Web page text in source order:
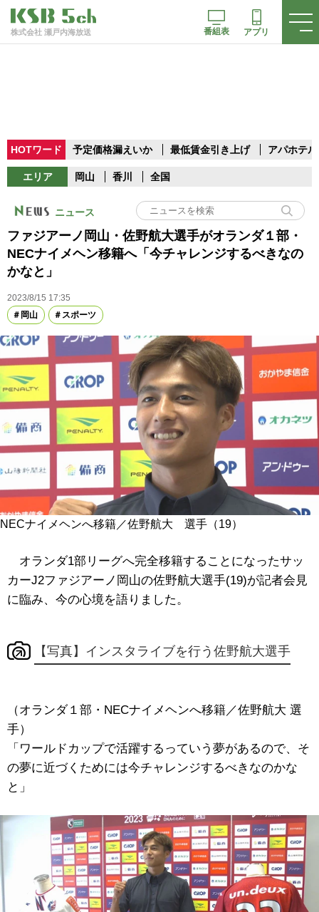
株式会社 瀬戸内海放送 番組表 アプリ
HOTワード 予定価格漏えいか 最低賃金引き上げ アパホテル
エリア 岡山 香川 全国
ニュース
ファジアーノ岡山・佐野航大選手がオランダ１部・
NECナイメヘン移籍へ「今チャレンジするべきなの
かなと」
2023/8/15 17:35
岡山
スポーツ
NECナイメヘンへ移籍／佐野航大 選手（19）
オランダ1部リーグへ完全移籍することになったサッ
カーJ2ファジアーノ岡山の佐野航大選手(19)が記者会見
に臨み、今の心境を語りました。
【写真】インスタライブを行う佐野航大選手
（オランダ１部・NECナイメヘンへ移籍／佐野航大 選
手）
「ワールドカップで活躍するっていう夢があるので、そ
の夢に近づくためには今チャレンジするべきなのかな
と」